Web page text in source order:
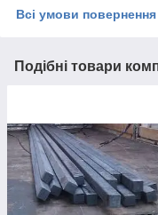
Всі умови повернення
Подібні товари